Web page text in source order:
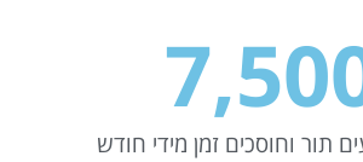
תור וחוסכים זמן מידי חודש